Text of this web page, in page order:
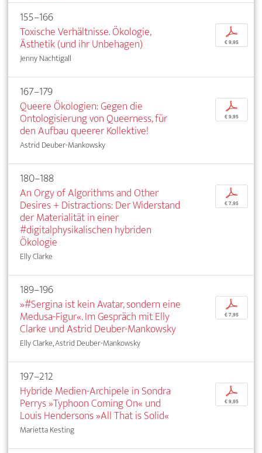
155–166
Toxische Verhältnisse. Ökologie,
Ästhetik (und ihr Unbehagen)
Jenny Nachtigall
p
€ 9,95
167–179
Queere Ökologien: Gegen die
Ontologisierung von Queerness, für
den Aufbau queerer Kollektive!
Astrid Deuber-Mankowsky
p
€ 9,95
180–188
An Orgy of Algorithms and Other
Desires + Distractions: Der Widerstand
der Materialität in einer
#digitalphysikalischen hybriden
Ökologie
Elly Clarke
p
€ 7,95
189–196
»#Sergina ist kein Avatar, sondern eine
Medusa-Figur«. Im Gespräch mit Elly
Clarke und Astrid Deuber-Mankowsky
Elly Clarke, Astrid Deuber-Mankowsky
p
€ 7,95
197–212
Hybride Medien-Archipele in Sondra
Perrys »Typhoon Coming On« und
Louis Hendersons »All That is Solid«
Marietta Kesting
p
€ 9,95